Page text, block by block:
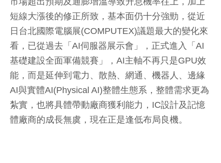
短線大漲後的修正所致，基本面仍十分強勁，從近
日台北國際電腦展(COMPUTEX)議題最大的變化來
看，已從過去「AI伺服器展示會」，正式進入「AI
基礎建設全面軍備競賽」，AI主軸不再只是GPU效
能，而是延伸到電力、散熱、網通、機器人、邊緣
AI與實體AI(Physical AI)整體生態系，整體需求更為
紮實，也將具體帶動廠商獲利能力，IC設計及記憶
體廠商的成長無虞，現在正是逢低布局良機。